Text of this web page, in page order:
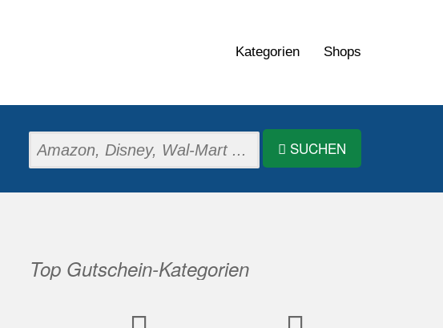
Kategorien Shops
SUCHEN
Top Gutschein-Kategorien